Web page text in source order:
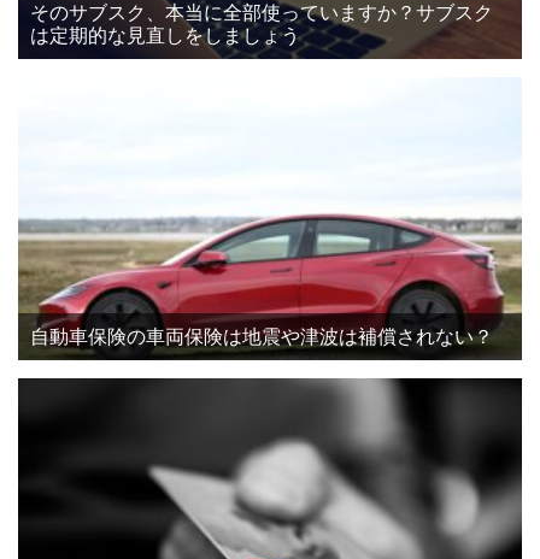
そのサブスク、本当に全部使っていますか？サブスク
は定期的な見直しをしましょう
自動車保険の車両保険は地震や津波は補償されない？